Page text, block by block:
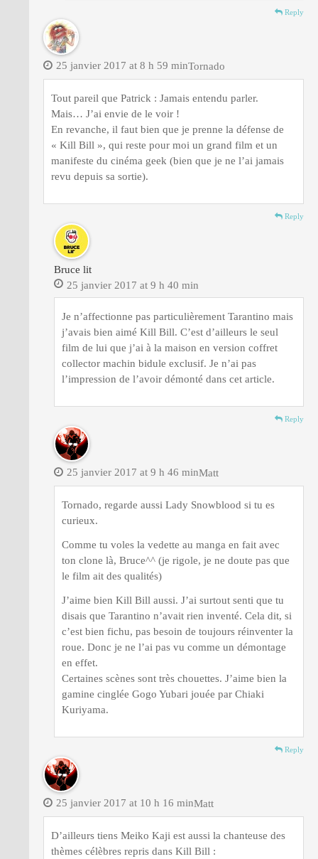
Reply
Tornado
25 janvier 2017 at 8 h 59 min
Tout pareil que Patrick : Jamais entendu parler.
Mais… J’ai envie de le voir !
En revanche, il faut bien que je prenne la défense de
« Kill Bill », qui reste pour moi un grand film et un
manifeste du cinéma geek (bien que je ne l’ai jamais
revu depuis sa sortie).
Reply
Bruce lit
25 janvier 2017 at 9 h 40 min
Je n’affectionne pas particulièrement Tarantino mais
j’avais bien aimé Kill Bill. C’est d’ailleurs le seul
film de lui que j’ai à la maison en version coffret
collector machin bidule exclusif. Je n’ai pas
l’impression de l’avoir démonté dans cet article.
Reply
Matt
25 janvier 2017 at 9 h 46 min
Tornado, regarde aussi Lady Snowblood si tu es
curieux.
Comme tu voles la vedette au manga en fait avec
ton clone là, Bruce^^ (je rigole, je ne doute pas que
le film ait des qualités)
J’aime bien Kill Bill aussi. J’ai surtout senti que tu
disais que Tarantino n’avait rien inventé. Cela dit, si
c’est bien fichu, pas besoin de toujours réinventer la
roue. Donc je ne l’ai pas vu comme un démontage
en effet.
Certaines scènes sont très chouettes. J’aime bien la
gamine cinglée Gogo Yubari jouée par Chiaki
Kuriyama.
Reply
Matt
25 janvier 2017 at 10 h 16 min
D’ailleurs tiens Meiko Kaji est aussi la chanteuse des
thèmes célèbres repris dans Kill Bill :